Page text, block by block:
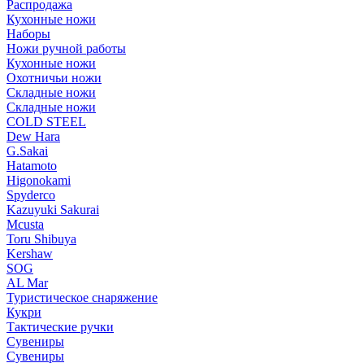
Распродажа
Кухонные ножи
Наборы
Ножи ручной работы
Кухонные ножи
Охотничьи ножи
Складные ножи
Складные ножи
COLD STEEL
Dew Hara
G.Sakai
Hatamoto
Higonokami
Spyderco
Kazuyuki Sakurai
Mcusta
Toru Shibuya
Kershaw
SOG
AL Mar
Туристическое снаряжение
Кукри
Тактические ручки
Сувениры
Сувениры